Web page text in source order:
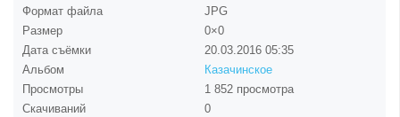
Формат файла
JPG
Размер
0×0
Дата съёмки
20.03.2016 05:35
Альбом
Казачинское
Просмотры
1 852 просмотра
Скачиваний
0